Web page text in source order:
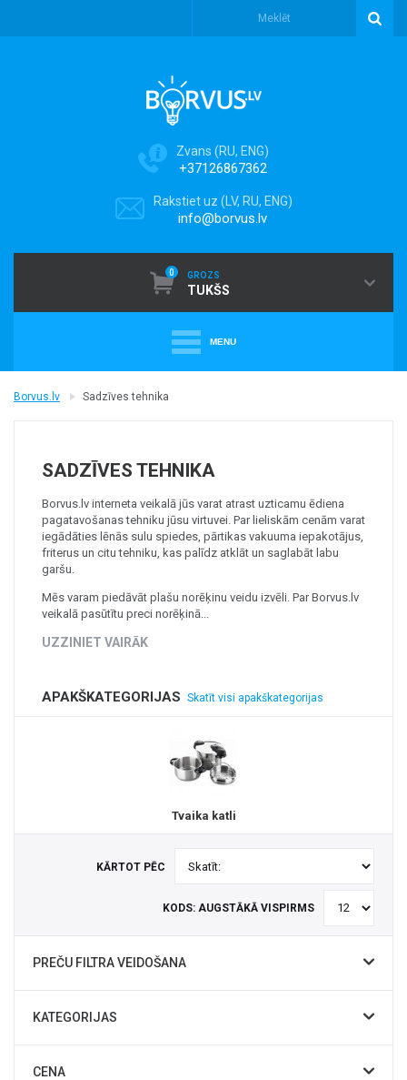
Zvans (RU, ENG)
+37126867362
Rakstiet uz (LV, RU, ENG)
info@borvus.lv
0 GROZS
TUKŠS
MENU
PUTEKĻU SŪCĒJI
VESELĪBAI UN SKAISTUMAM
+
FOTOEPILĀTORI
DĀRZA TEHNIKA
Borvus.lv Sadzīves tehnika
SADZĪVES TEHNIKA
Borvus.lv interneta veikalā jūs varat atrast uzticamu ēdiena
pagatavošanas tehniku jūsu virtuvei. Par lieliskām cenām varat
iegādāties lēnās sulu spiedes, pārtikas vakuuma iepakotājus,
friterus un citu tehniku, kas palīdz atklāt un saglabāt labu
garšu.
Mēs varam piedāvāt plašu norēķinu veidu izvēli. Par Borvus.lv
veikalā pasūtītu preci norēķinā...
UZZINIET VAIRĀK
APAKŠKATEGORIJAS Skatīt visi apakškategorijas
Tvaika katli
KĀRTOT PĒC
KODS: AUGSTĀKĀ VISPIRMS
PREČU FILTRA VEIDOŠANA
KATEGORIJAS
CENA